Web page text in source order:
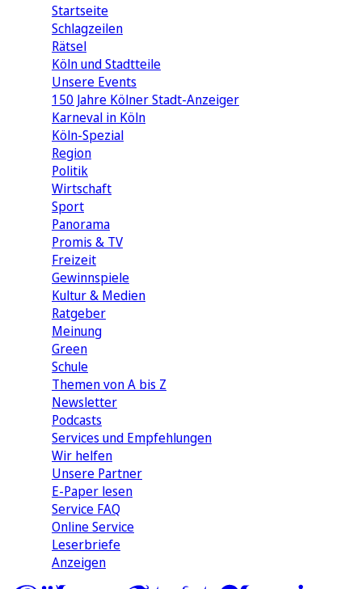
Startseite
Schlagzeilen
Rätsel
Köln und Stadtteile
Unsere Events
150 Jahre Kölner Stadt-Anzeiger
Karneval in Köln
Köln-Spezial
Region
Politik
Wirtschaft
Sport
Panorama
Promis & TV
Freizeit
Gewinnspiele
Kultur & Medien
Ratgeber
Meinung
Green
Schule
Themen von A bis Z
Newsletter
Podcasts
Services und Empfehlungen
Wir helfen
Unsere Partner
E-Paper lesen
Service FAQ
Online Service
Leserbriefe
Anzeigen